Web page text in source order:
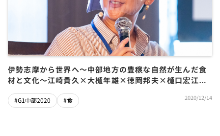
伊勢志摩から世界へ～中部地方の豊穣な自然が生んだ食
材と文化～江崎貴久×大樋年雄×徳岡邦夫×樋口宏江×
#G1中部2020 #食 2020/12/14